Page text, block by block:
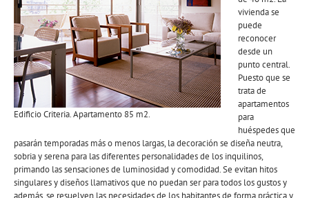
Edificio Criteria. Apartamento 85 m2.
vivienda se
puede
reconocer
desde un
punto central.
Puesto que se
trata de
apartamentos
para
huéspedes que
pasarán temporadas más o menos largas, la decoración se diseña neutra,
sobria y serena para las diferentes personalidades de los inquilinos,
primando las sensaciones de luminosidad y comodidad. Se evitan hitos
singulares y diseños llamativos que no puedan ser para todos los gustos y